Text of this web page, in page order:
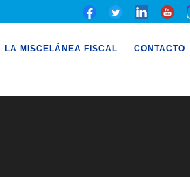
LA MISCELÁNEA FISCAL CONTACTO